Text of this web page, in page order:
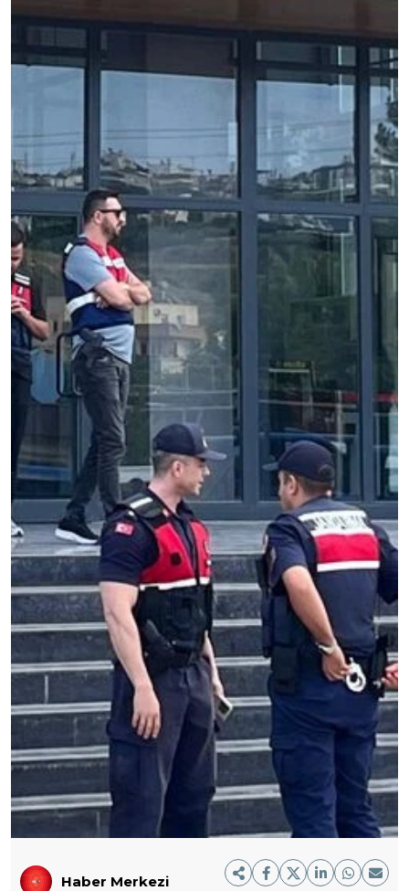
Haber Merkezi